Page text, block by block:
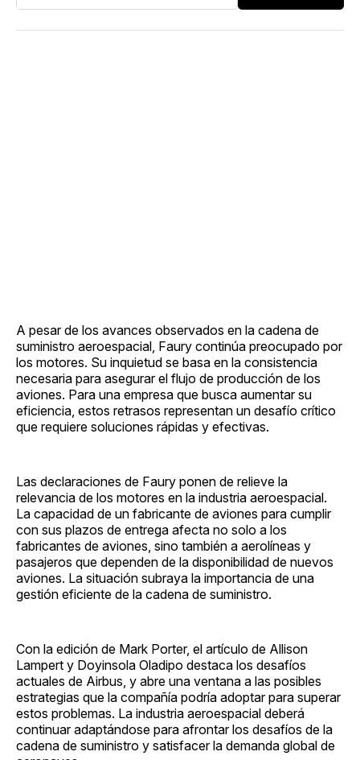
A pesar de los avances observados en la cadena de
suministro aeroespacial, Faury continúa preocupado por
los motores. Su inquietud se basa en la consistencia
necesaria para asegurar el flujo de producción de los
aviones. Para una empresa que busca aumentar su
eficiencia, estos retrasos representan un desafío crítico
que requiere soluciones rápidas y efectivas.
Las declaraciones de Faury ponen de relieve la
relevancia de los motores en la industria aeroespacial.
La capacidad de un fabricante de aviones para cumplir
con sus plazos de entrega afecta no solo a los
fabricantes de aviones, sino también a aerolíneas y
pasajeros que dependen de la disponibilidad de nuevos
aviones. La situación subraya la importancia de una
gestión eficiente de la cadena de suministro.
Con la edición de Mark Porter, el artículo de Allison
Lampert y Doyinsola Oladipo destaca los desafíos
actuales de Airbus, y abre una ventana a las posibles
estrategias que la compañía podría adoptar para superar
estos problemas. La industria aeroespacial deberá
continuar adaptándose para afrontar los desafíos de la
cadena de suministro y satisfacer la demanda global de